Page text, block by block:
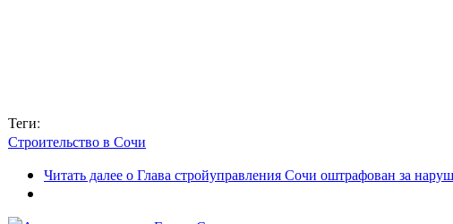
Теги:
Строительство в Сочи
Читать далеео Глава стройуправления Сочи оштрафован за